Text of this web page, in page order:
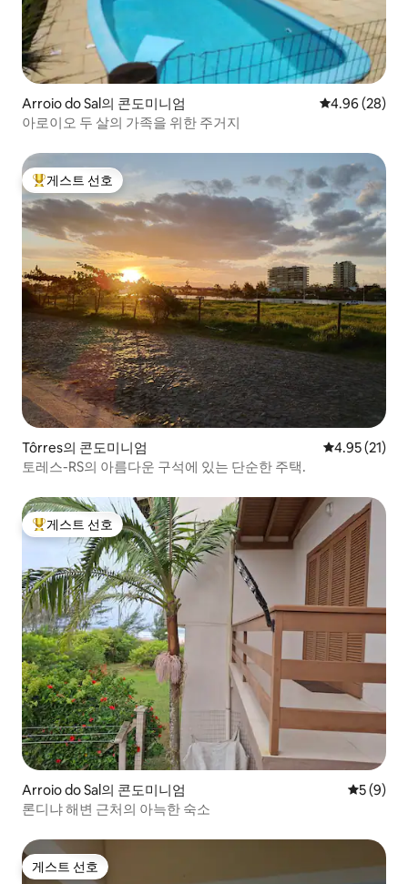
Arroio do Sal의 콘도미니엄 평점 4.96점(5
4.96 (28)
아로이오 두 살의 가족을 위한 주거지
상위 게스트 선호
게스트 선호
Tôrres의 콘도미니엄 평점 4.95점
4.95 (21)
토레스-RS의 아름다운 구석에 있는 단순한 주택.
상위 게스트 선호
게스트 선호
Arroio do Sal의 콘도미니엄 평점 5점
5 (9)
론디냐 해변 근처의 아늑한 숙소
게스트 선호
게스트 선호